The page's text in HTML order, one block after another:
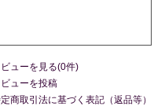
ューを見る(0件)
ューを投稿
商取引法に基づく表記（返品等）